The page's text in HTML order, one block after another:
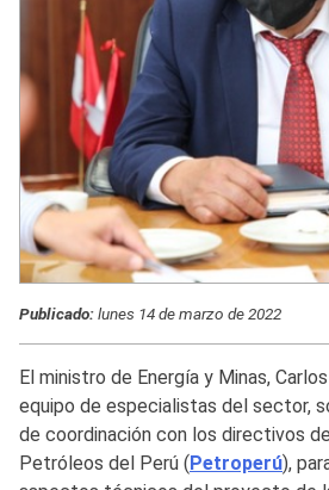
Publicado:lunes 14 de marzo de 2022
El ministro de Energía y Minas,
equipo de especialistas del sector,
de coordinación con los directivos
Petróleos del Perú (Petroperú),